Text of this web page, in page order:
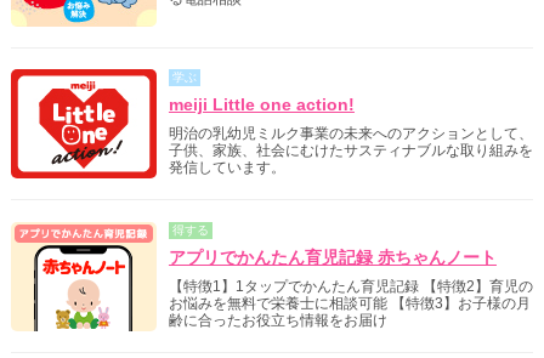
学ぶ
meiji Little one action!
明治の乳幼児ミルク事業の未来へのアクションとして、
子供、家族、社会にむけたサスティナブルな取り組みを
発信しています。
得する
アプリでかんたん育児記録 赤ちゃんノート
【特徴1】1タップでかんたん育児記録 【特徴2】育児の
お悩みを無料で栄養士に相談可能 【特徴3】お子様の月
齢に合ったお役立ち情報をお届け